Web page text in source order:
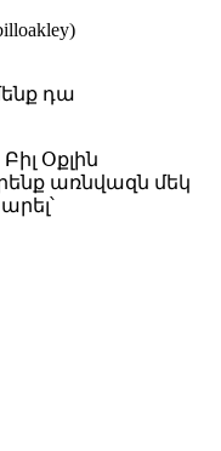
դա
Օքլին
առնվազն մեկ